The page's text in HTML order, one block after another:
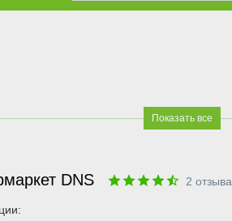
Показать все
DNS 2 отзыва